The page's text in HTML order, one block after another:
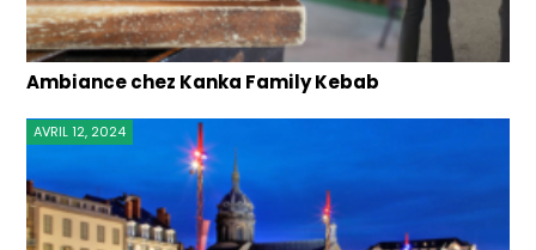
Ambiance chez Kanka Family Kebab
AVRIL 12, 2024